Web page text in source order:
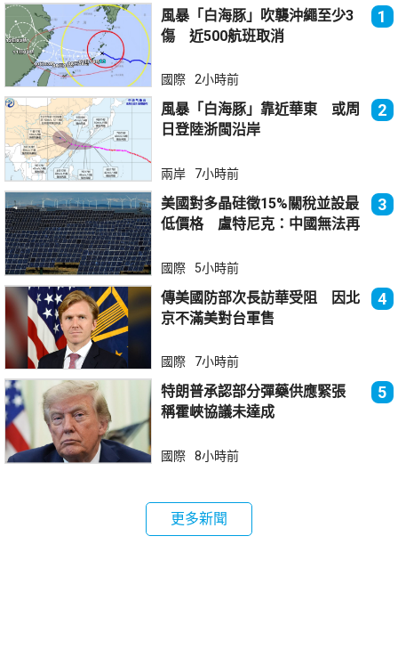
風暴「白海豚」吹襲沖繩至少3
傷 近500航班取消
1
國際 2小時前
風暴「白海豚」靠近華東 或周
日登陸浙閩沿岸
2
兩岸 7小時前
美國對多晶硅徵15%關稅並設最
低價格 盧特尼克：中國無法再
3
國際 5小時前
傳美國防部次長訪華受阻 因北
京不滿美對台軍售
4
國際 7小時前
特朗普承認部分彈藥供應緊張
稱霍峽協議未達成
5
國際 8小時前
更多新聞